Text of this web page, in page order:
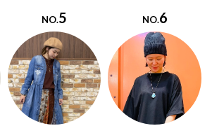
NO.5 NO.6